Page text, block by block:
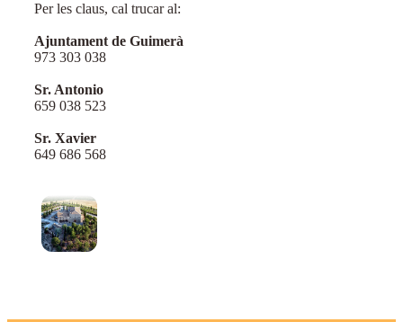
Per les claus, cal trucar al:
Ajuntament de Guimerà
973 303 038
Sr. Antonio
659 038 523
Sr. Xavier
649 686 568